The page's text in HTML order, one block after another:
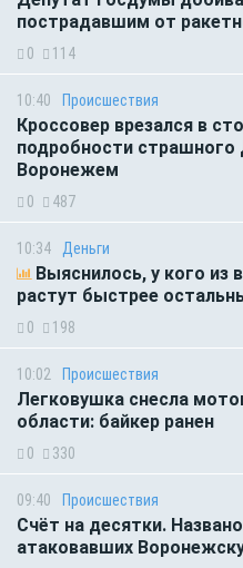
пострадавшим от
0 114
10:40 Происшествия
Кроссовер врезался в
подробности
Воронежем
0 487
10:34 Деньги
Выяснилось, у кого из
растут быстрее
0 198
10:02 Происшествия
Легковушка снесла
области: байкер ранен
0 330
09:40 Происшествия
Счёт на десятки.
атаковавших